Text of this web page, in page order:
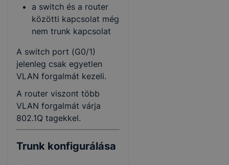
a switch és a router
közötti kapcsolat még
nem trunk kapcsolat
A switch port (G0/1)
jelenleg csak egyetlen
VLAN forgalmát kezeli.
A router viszont több
VLAN forgalmát várja
802.1Q tagekkel.
Trunk konfigurálása